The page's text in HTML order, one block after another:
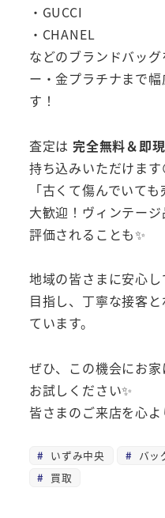
・GUCCI
・CHANEL
などのブランドバッ
ー・金プラチナまで
す！
査定は 完全無料＆即
持ち込みいただけます
「古くて傷んでいて
大歓迎！ヴィンテー
評価されることも✨
地域の皆さまに安心
目指し、丁寧な接客
ています。
ぜひ、この機会にお
お試しください✨
皆さまのご来店を心
いずみ中央 バッ
買取